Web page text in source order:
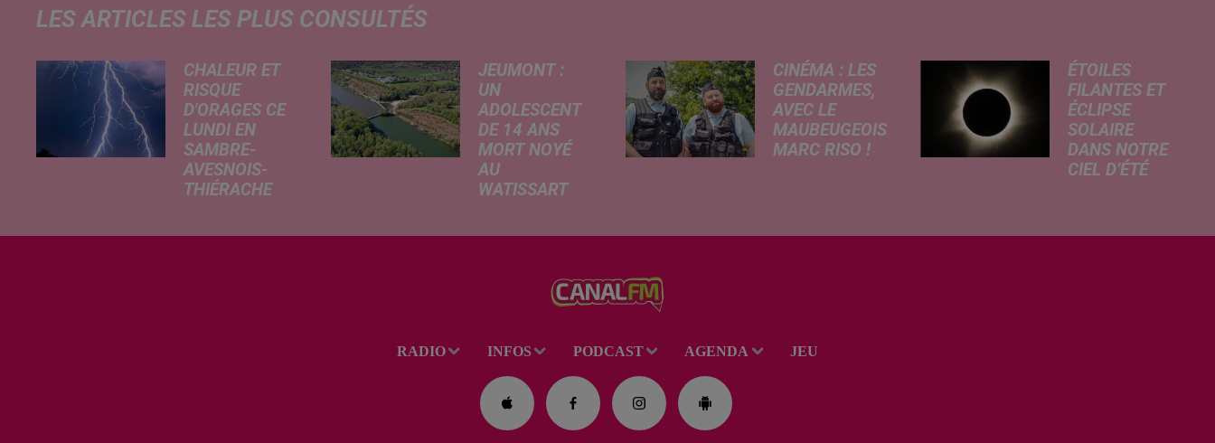
LES ARTICLES LES PLUS CONSULTÉS
CHALEUR ET
RISQUE
D'ORAGES CE
LUNDI EN
SAMBRE-
AVESNOIS-
THIÉRACHE
typiquement
JEUMONT :
UN
ADOLESCENT
DE 14 ANS
MORT NOYÉ
AU
WATISSART
informations
lundi par nos
confrères de La
perdu la vie dans
le plan d'eau de
la base de loisirs
du...
CINÉMA : LES
GENDARMES,
AVEC LE
MAUBEUGEOIS
MARC RISO !
de la célèbre bande
cinéma. À cette
ÉTOILES
FILANTES ET
ÉCLIPSE
SOLAIRE
DANS NOTRE
CIEL D’ÉTÉ
exceptionnel qui
RADIO INFOS PODCAST AGENDA JEU